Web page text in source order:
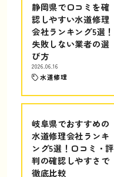
静岡県で口コミを確
認しやすい水道修理
会社ランキング5選！
失敗しない業者の選
び方
2026.06.16
水道修理
岐阜県でおすすめの
水道修理会社ランキ
ング5選！口コミ・評
判の確認しやすさで
徹底比較